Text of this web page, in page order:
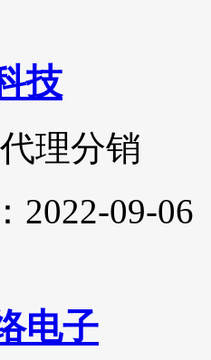
技
理分销
2022-09-06
电子